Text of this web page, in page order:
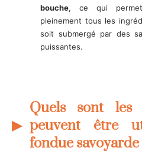
bouche, ce qui permet
pleinement tous les
soit submergé par des
puissantes.
Quels sont les
peuvent être
fondue savoyarde